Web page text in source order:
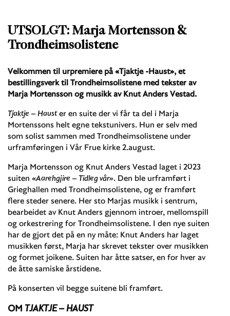
UTSOLGT: Marja Mortensson &
Trondheimsolistene
Velkommen til urpremiere på «Tjaktje -Haust», et
bestillingsverk til Trondheimsolistene med tekster av
Marja Mortensson og musikk av Knut Anders Vestad.
Tjaktje – Hauster en suite der vi får ta del i Marja
Mortenssons helt egne tekstunivers. Hun er selv med
som solist sammen med Trondheimsolistene under
urframføringen i Vår Frue kirke 2.august.
Marja Mortensson og Knut Anders Vestad laget i 2023
suiten «Aarehgjire – Tidleg vår». Den ble urframført i
Grieghallen med Trondheimsolistene, og er framført
flere steder senere. Her sto Marjas musikk i sentrum,
bearbeidet av Knut Anders gjennom introer, mellomspill
og orkestrering for Trondheimsolistene. I den nye suiten
har de gjort det på en ny måte: Knut Anders har laget
musikken først, Marja har skrevet tekster over musikken
og formet joikene. Suiten har åtte satser, en for hver av
de åtte samiske årstidene.
På konserten vil begge suitene bli framført.
OM TJAKTJE – HAUST